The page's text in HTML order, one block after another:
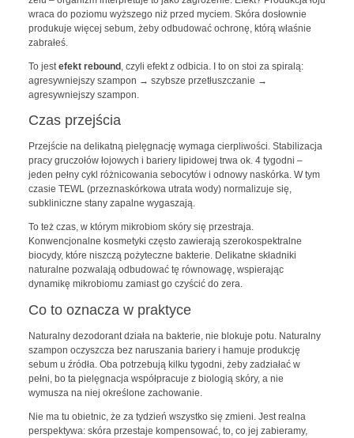
wraca do poziomu wyższego niż przed myciem. Skóra dosłownie
produkuje więcej sebum, żeby odbudować ochronę, którą właśnie
zabrałeś.
To jest efekt rebound, czyli efekt z odbicia. I to on stoi za spiralą:
agresywniejszy szampon → szybsze przetłuszczanie →
agresywniejszy szampon.
Czas przejścia
Przejście na delikatną pielęgnację wymaga cierpliwości. Stabilizacja
pracy gruczołów łojowych i bariery lipidowej trwa ok. 4 tygodni –
jeden pełny cykl różnicowania sebocytów i odnowy naskórka. W tym
czasie TEWL (przeznaskórkowa utrata wody) normalizuje się,
subkliniczne stany zapalne wygaszają.
To też czas, w którym mikrobiom skóry się przestraja.
Konwencjonalne kosmetyki często zawierają szerokospektralne
biocydy, które niszczą pożyteczne bakterie. Delikatne składniki
naturalne pozwalają odbudować tę równowagę, wspierając
dynamikę mikrobiomu zamiast go czyścić do zera.
Co to oznacza w praktyce
Naturalny dezodorant działa na bakterie, nie blokuje potu. Naturalny
szampon oczyszcza bez naruszania bariery i hamuje produkcję
sebum u źródła. Oba potrzebują kilku tygodni, żeby zadziałać w
pełni, bo ta pielęgnacja współpracuje z biologią skóry, a nie
wymusza na niej określone zachowanie.
Nie ma tu obietnic, że za tydzień wszystko się zmieni. Jest realna
perspektywa: skóra przestaje kompensować, to, co jej zabieramy,